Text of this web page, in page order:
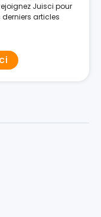
Juisci pour
articles